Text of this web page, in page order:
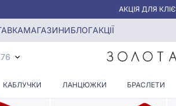
АКЦІЯ ДЛЯ
МАГАЗИНИБЛОГАКЦІЇ
КАБЛУЧКИ ЛАНЦЮЖКИ БРАСЛЕТИ
Запоріжжі
ФУТЛЯРИ ДЛЯ